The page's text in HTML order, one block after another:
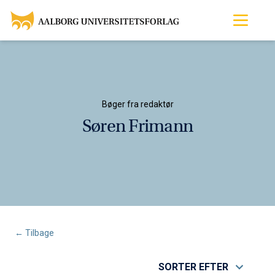
Bøger fra redaktør
Søren Frimann
← Tilbage
SORTER EFTER